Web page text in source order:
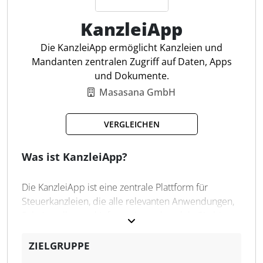
Belegerfassung via Kamera
Belegupload in DATEV Online
Auswertungen: BWA & OPOS
Automatische Fristensetzung
Individuelle Checklisten
KanzleiApp
Die KanzleiApp ermöglicht Kanzleien und
Mandanten zentralen Zugriff auf Daten, Apps
und Dokumente.
Masasana GmbH
VERGLEICHEN
Was ist KanzleiApp?
Die KanzleiApp ist eine zentrale Plattform für
Steuerkanzleien, die alle relevanten Anwendungen,
Login Zugriff auf Funktionen wie
ZIELGRUPPE